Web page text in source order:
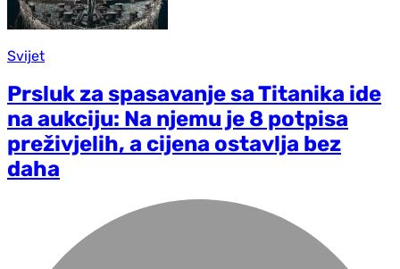
Svijet
Prsluk za spasavanje sa Titanika ide
na aukciju: Na njemu je 8 potpisa
preživjelih, a cijena ostavlja bez
daha